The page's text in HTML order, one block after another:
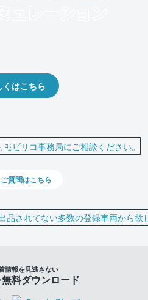
くはこちら
質問はこちら
情報を見逃さない
料ダウンロード